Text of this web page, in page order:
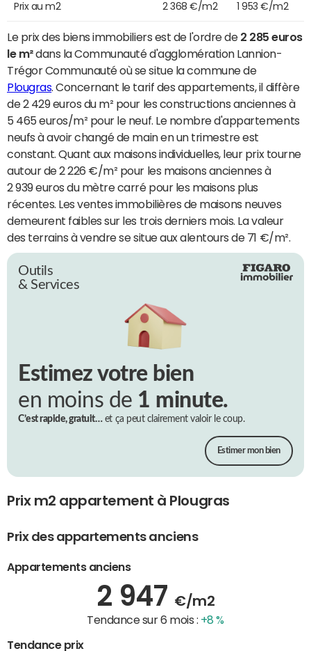
Prix au m2 2 368 €/m2 1 953 €/m2
Le prix des biens immobiliers est de l'ordre de 2 285 euros
le m²dans la Communauté d'agglomération Lannion-
Trégor Communauté où se situe la commune de
Plougras. Concernant le tarif des appartements, il diffère
de 2 429 euros du m² pour les constructions anciennes à
5 465 euros/m² pour le neuf. Le nombre d'appartements
neufs à avoir changé de main en un trimestre est
constant. Quant aux maisons individuelles, leur prix tourne
autour de 2 226 €/m² pour les maisons anciennes à
2 939 euros du mètre carré pour les maisons plus
récentes. Les ventes immobilières de maisons neuves
demeurent faibles sur les trois derniers mois. La valeur
des terrains à vendre se situe aux alentours de 71 €/m².
Outils
& Services
Estimez votre bien
en moins de 1 minute.
C’est rapide, gratuit…et ça peut clairement valoir le coup.
Estimer mon bien
Prix m2 appartement à Plougras
Prix des appartements anciens
Appartements anciens
2 947 €/m2
Tendance sur 6 mois : +8 %
Tendance prix